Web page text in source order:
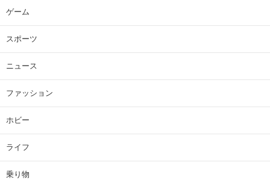
ゲーム
スポーツ
ニュース
ファッション
ホビー
ライフ
乗り物